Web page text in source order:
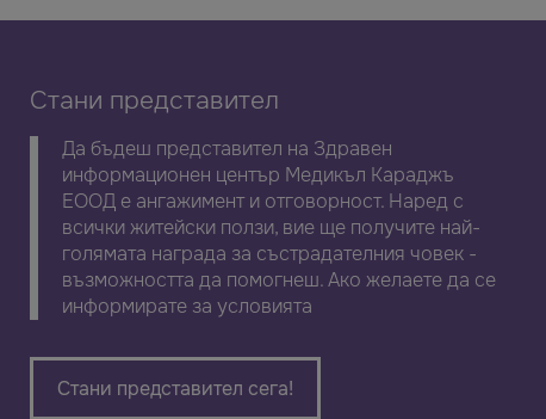
Стани представител
Да бъдеш представител на Здравен
информационен център Медикъл Караджъ
ЕООД е ангажимент и отговорност. Наред с
всички житейски ползи, вие ще получите най-
голямата награда за състрадателния човек -
възможността да помогнеш. Ако желаете да се
информирате за условията
Стани представител сега!